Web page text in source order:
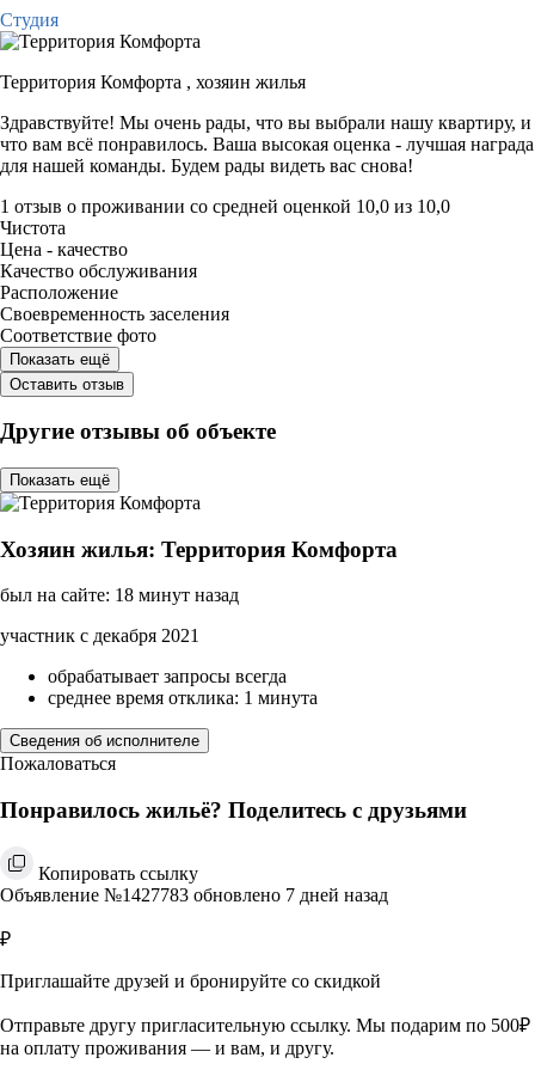
Студия
Территория Комфорта , хозяин жилья
Здравствуйте! Мы очень рады, что вы выбрали нашу квартиру, и
что вам всё понравилось. Ваша высокая оценка - лучшая награда
для нашей команды. Будем рады видеть вас снова!
1 отзыв о проживании со средней оценкой 10,0 из 10,0
Чистота
Цена - качество
Качество обслуживания
Расположение
Своевременность заселения
Соответствие фото
Показать ещё
Оставить отзыв
Другие отзывы об объекте
Показать ещё
Хозяин жилья: Территория Комфорта
был на сайте: 18 минут назад
участник с декабря 2021
обрабатывает запросы всегда
среднее время отклика: 1 минута
Сведения об исполнителе
Пожаловаться
Понравилось жильё? Поделитесь с друзьями
Копировать ссылку
Объявление №1427783 обновлено 7 дней назад
₽
Приглашайте друзей и бронируйте со скидкой
Отправьте другу пригласительную ссылку. Мы подарим по 500₽
на оплату проживания — и вам, и другу.